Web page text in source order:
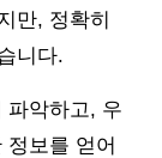
만, 정확히
니다.
파악하고, 우
보를 얻어